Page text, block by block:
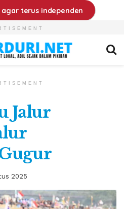
terus independen
Jalur
2025